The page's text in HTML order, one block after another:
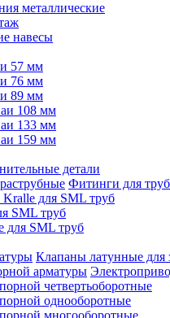
металлические
навесы
57 мм
76 мм
89 мм
108 мм
133 мм
159 мм
детали
Фитинги для
для SML труб
SML труб
SML труб
Клапаны латунные для
четвертьоборотные
однооборотные
многооборотные